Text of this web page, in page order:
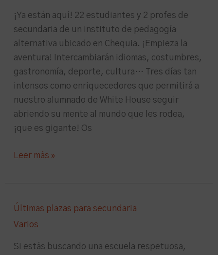
¡Ya están aquí! 22 estudiantes y 2 profes de
secundaria de un instituto de pedagogía
alternativa ubicado en Chequia. ¡Empieza la
aventura! Intercambiarán idiomas, costumbres,
gastronomía, deporte, cultura… Tres días tan
intensos como enriquecedores que permitirá a
nuestro alumnado de White House seguir
abriendo su mente al mundo que les rodea,
¡que es gigante! Os
alumnas
Leer más »
Últimas plazas para secundaria
Varios
Si estás buscando una escuela respetuosa,
Últimas
secundaria